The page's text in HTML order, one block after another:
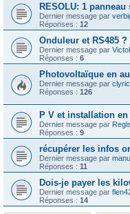
RESOLU: 1
Dernier message par
Réponses : 12
Onduleur et RS485 ?
Dernier message par
Réponses : 6
Photovoltaïque en
Dernier message par clyric
Réponses : 126
P V et installation
Dernier message par
Réponses : 9
récupérer les infos
Dernier message par
Réponses : 11
Dois-je payer les
Dernier message par
Réponses : 14